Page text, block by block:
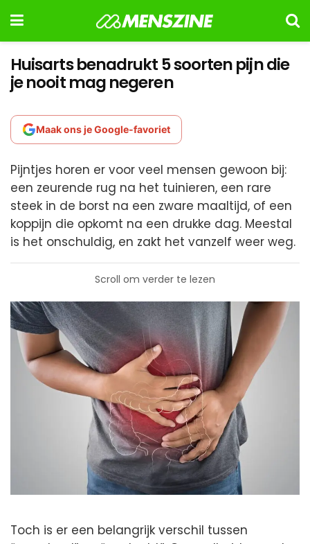
Huisarts benadrukt 5 soorten pijn die
je nooit mag negeren
Maak ons je Google-favoriet
Pijntjes horen er voor veel mensen gewoon bij:
een zeurende rug na het tuinieren, een rare
steek in de borst na een zware maaltijd, of een
koppijn die opkomt na een drukke dag. Meestal
is het onschuldig, en zakt het vanzelf weer weg.
Scroll om verder te lezen
Toch is er een belangrijk verschil tussen